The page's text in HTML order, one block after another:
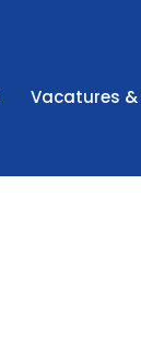
Vacatures &